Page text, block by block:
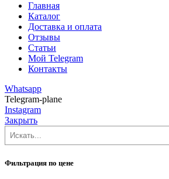
Главная
Каталог
Доставка и оплата
Отзывы
Статьи
Мой Telegram
Контакты
Whatsapp
Telegram-plane
Instagram
Закрыть
Поиск
Фильтрация по цене